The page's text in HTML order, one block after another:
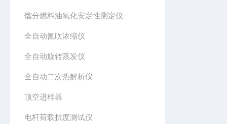
馏分燃料油氧化安定性测定仪
全自动氮吹浓缩仪
全自动旋转蒸发仪
全自动二次热解析仪
顶空进样器
电杆荷载扰度测试仪